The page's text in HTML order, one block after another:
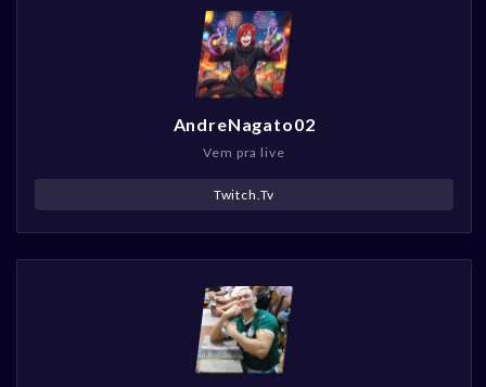
AndreNagato02
Vem pra live
Twitch.Tv